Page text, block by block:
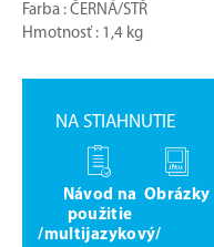
Farba : ČERNÁ/STŘ
Hmotnosť : 1,4 kg
NA STIAHNUTIE
Návod na
použitie
/multijazykový/
Obrázky